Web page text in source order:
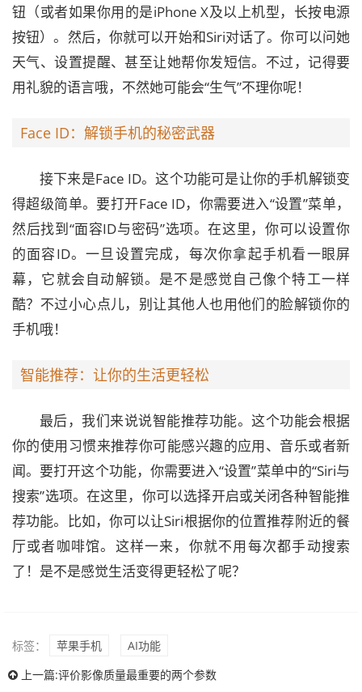
钮（或者如果你用的是iPhone X及以上机型，长按电源
按钮）。然后，你就可以开始和Siri对话了。你可以问她
天气、设置提醒、甚至让她帮你发短信。不过，记得要
用礼貌的语言哦，不然她可能会“生气”不理你呢！
Face ID：解锁手机的秘密武器
接下来是Face ID。这个功能可是让你的手机解锁变
得超级简单。要打开Face ID，你需要进入“设置”菜单，
然后找到“面容ID与密码”选项。在这里，你可以设置你
的面容ID。一旦设置完成，每次你拿起手机看一眼屏
幕，它就会自动解锁。是不是感觉自己像个特工一样
酷？不过小心点儿，别让其他人也用他们的脸解锁你的
手机哦！
智能推荐：让你的生活更轻松
最后，我们来说说智能推荐功能。这个功能会根据
你的使用习惯来推荐你可能感兴趣的应用、音乐或者新
闻。要打开这个功能，你需要进入“设置”菜单中的“Siri与
搜索”选项。在这里，你可以选择开启或关闭各种智能推
荐功能。比如，你可以让Siri根据你的位置推荐附近的餐
厅或者咖啡馆。这样一来，你就不用每次都手动搜索
了！是不是感觉生活变得更轻松了呢？
标签： 苹果手机
AI功能
上一篇:评价影像质量最重要的两个参数